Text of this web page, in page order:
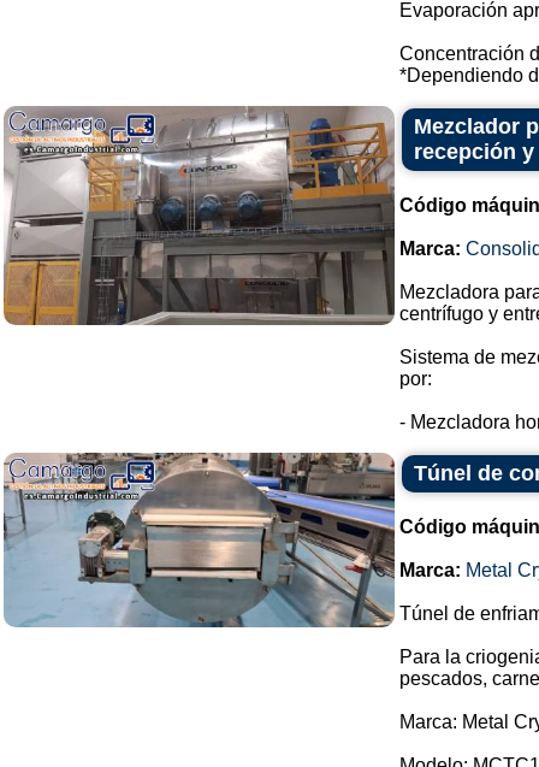
Evaporación
Concentración
*Dependiendo
Mezclador
recepción
Código
Marca:
Mezcladora
centrífugo y
Sistema de
por:
- Mezcladora
Túnel de
Código
Marca: Metal
Túnel de
Para la
pescados,
Marca: Metal